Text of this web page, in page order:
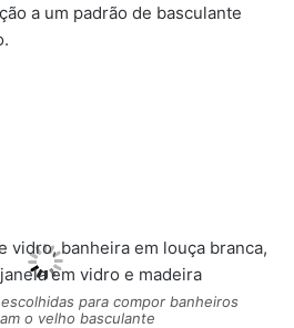
a um padrão de basculante
para compor banheiros
o velho basculante